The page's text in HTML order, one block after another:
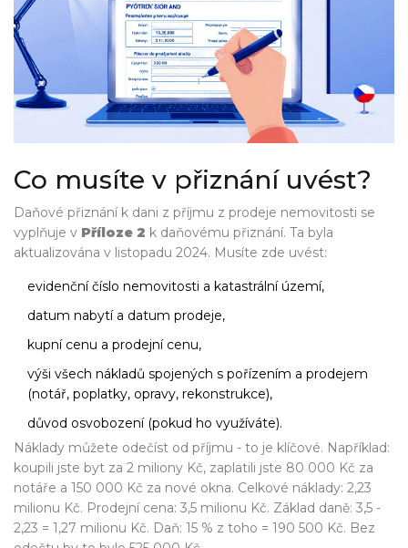
Co musíte v přiznání uvést?
Daňové přiznání k dani z příjmu z prodeje nemovitosti se
vyplňuje v Příloze 2 k daňovému přiznání. Ta byla
aktualizována v listopadu 2024. Musíte zde uvést:
evidenční číslo nemovitosti a katastrální území,
datum nabytí a datum prodeje,
kupní cenu a prodejní cenu,
výši všech nákladů spojených s pořízením a prodejem
(notář, poplatky, opravy, rekonstrukce),
důvod osvobození (pokud ho využíváte).
Náklady můžete odečíst od příjmu - to je klíčové. Například:
koupili jste byt za 2 miliony Kč, zaplatili jste 80 000 Kč za
notáře a 150 000 Kč za nové okna. Celkové náklady: 2,23
milionu Kč. Prodejní cena: 3,5 milionu Kč. Základ daně: 3,5 -
2,23 = 1,27 milionu Kč. Daň: 15 % z toho = 190 500 Kč. Bez